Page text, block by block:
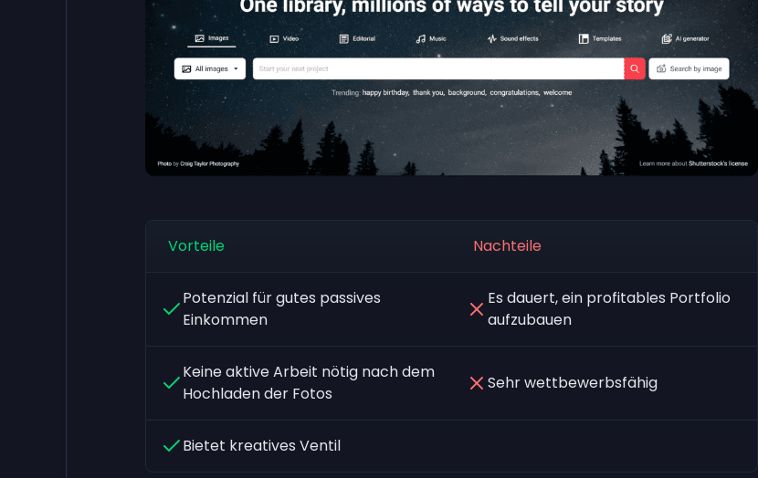
Vorteile Nachteile
Potenzial für gutes passives
Einkommen
Es dauert, ein profitables Portfolio
aufzubauen
Keine aktive Arbeit nötig nach dem
Hochladen der Fotos
Sehr wettbewerbsfähig
Bietet kreatives Ventil